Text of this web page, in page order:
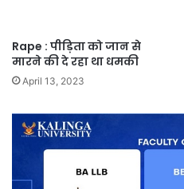
Rape : पीड़िता को जान से
मारने की दे रहा था धमकी
April 13, 2023